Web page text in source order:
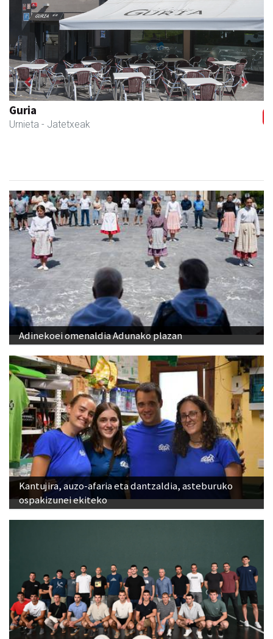
Itxaspe
Urnieta - Frutategiak
Previous Next
Adinekoei omenaldia Adunako plazan
Kantujira, auzo-afaria eta dantzaldia, asteburuko
ospakizunei ekiteko